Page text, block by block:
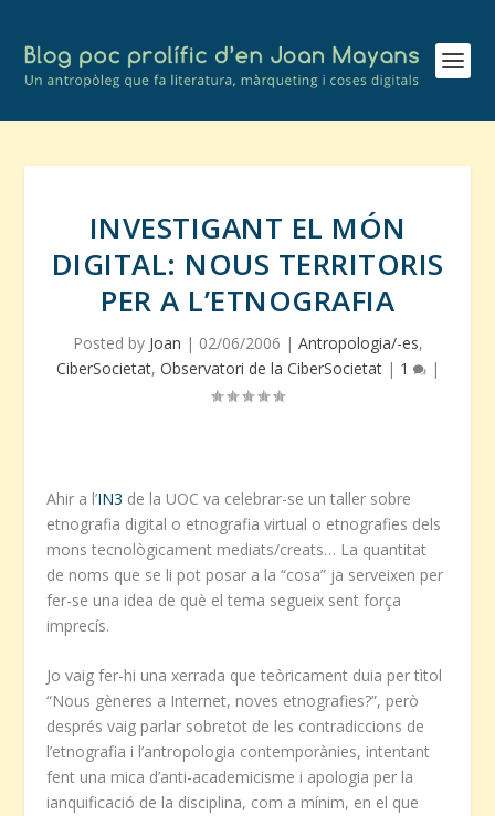
INVESTIGANT EL MÓN
DIGITAL: NOUS TERRITORIS
PER A L’ETNOGRAFIA
Posted by Joan | 02/06/2006 | Antropologia/-es,
CiberSocietat, Observatori de la CiberSocietat| 1 |
Ahir a l’IN3 de la UOC va celebrar-se un taller sobre
etnografia digital o etnografia virtual o etnografies dels
mons tecnològicament mediats/creats… La quantitat
de noms que se li pot posar a la “cosa” ja serveixen per
fer-se una idea de què el tema segueix sent força
imprecís.
Jo vaig fer-hi una xerrada que teòricament duia per tìtol
“Nous gèneres a Internet, noves etnografies?”, però
després vaig parlar sobretot de les contradiccions de
l’etnografia i l’antropologia contemporànies, intentant
fent una mica d’anti-academicisme i apologia per la
ianquificació de la disciplina, com a mínim, en el que